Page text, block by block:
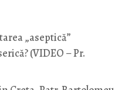
„aseptică”
(VIDEO – Pr.